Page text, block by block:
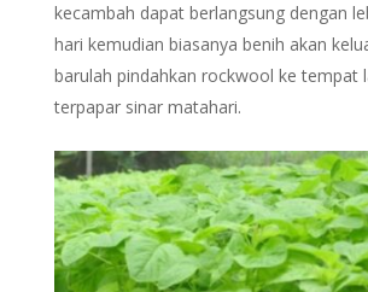
kecambah dapat berlangsung dengan
hari kemudian biasanya benih akan
barulah pindahkan rockwool ke tempat
terpapar sinar matahari.